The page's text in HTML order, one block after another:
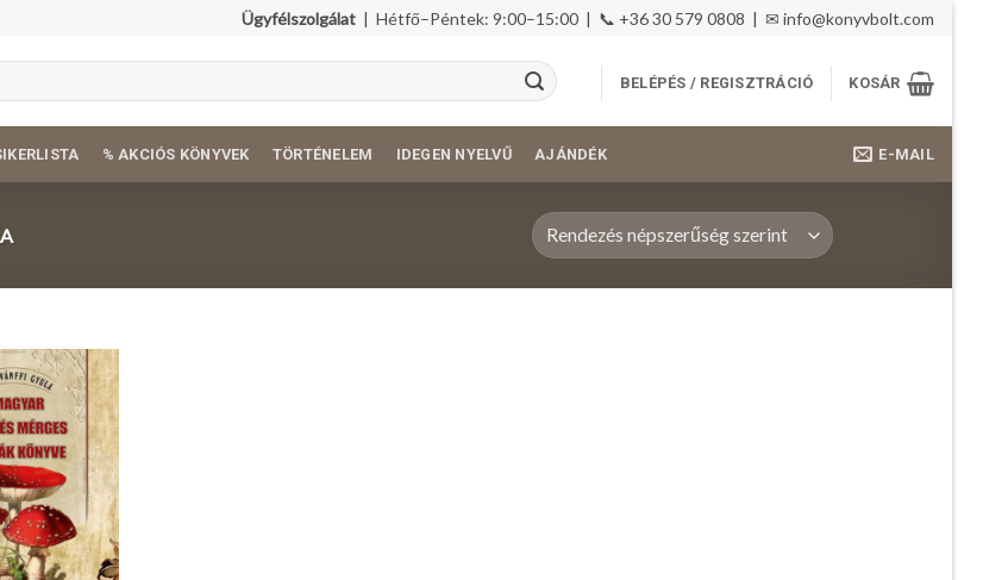
Ügyfélszolgálat | Hétfő–Péntek: 9:00–15:00 | 📞 +36 30 579 0808 | ✉ info@konyvbolt.com
BELÉPÉS / REGISZTRÁCIÓ KOSÁR
% AKCIÓS KÖNYVEK TÖRTÉNELEM IDEGEN NYELVŰ AJÁNDÉK E-MAIL